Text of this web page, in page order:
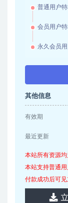
普通用户特
会员用户特
永久会员用
其他信息
有效期
最近更新
本站所有资源
本站支持普通
付款成功后可